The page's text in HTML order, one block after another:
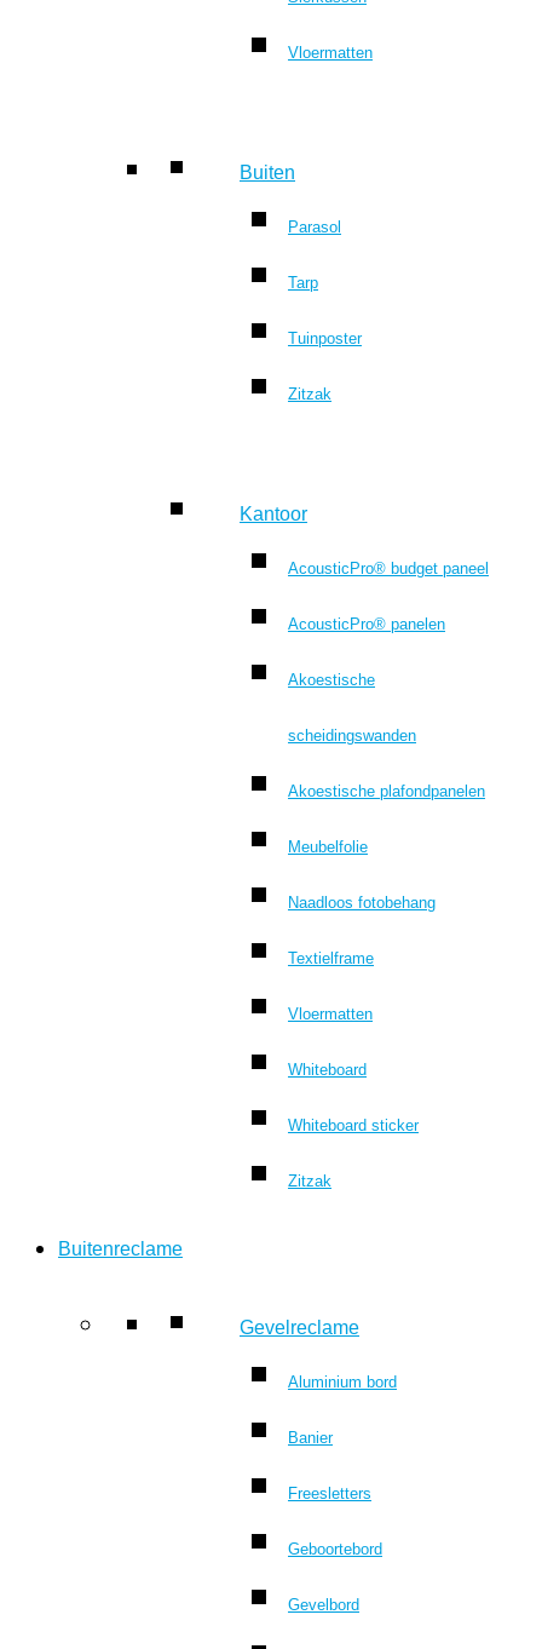
Vloermatten
Buiten
Parasol
Tarp
Tuinposter
Zitzak
Kantoor
AcousticPro® budget paneel
AcousticPro® panelen
Akoestische
scheidingswanden
Akoestische plafondpanelen
Meubelfolie
Naadloos fotobehang
Textielframe
Vloermatten
Whiteboard
Whiteboard sticker
Zitzak
Buitenreclame
Gevelreclame
Aluminium bord
Banier
Freesletters
Geboortebord
Gevelbord